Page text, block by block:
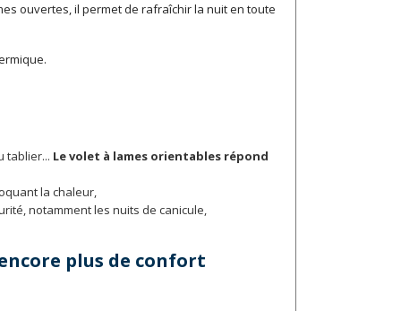
ouvertes, il permet de rafraîchir la nuit en toute
tablier... Le volet à lames orientables répond
la chaleur,
notamment les nuits de canicule,
plus de confort